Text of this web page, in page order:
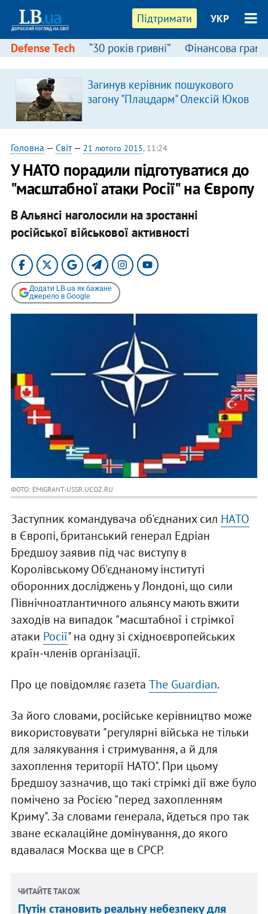
Підтримати УКР
Defense Tech “30 років гривні” Фінансова
Загинув керівник пошукового
загону "Плацдарм" Олексій Юков
Головна — Світ— 21 лютого 2015, 11:24
У НАТО порадили підготуватися до
"масштабної атаки Росії" на Європу
В Альянсі наголосили на зростанні
російської військової активності
Додати LB.ua як бажане
джерело в Google
ФОТО: EMIGRANT-USSR.UCOZ.RU
Заступник командувача об'єднаних сил НАТО
в Європі, британський генерал Едріан
Бредшоу заявив під час виступу в
Королівському Об'єднаному інституті
оборонних досліджень у Лондоні, що сили
Північноатлантичного альянсу мають вжити
заходів на випадок "масштабної і стрімкої
атаки Росії" на одну зі східноєвропейських
країн-членів організації.
Про це повідомляє газета The Guardian.
За його словами, російське керівництво може
використовувати "регулярні війська не тільки
для залякування і стримування, а й для
захоплення території НАТО". При цьому
Бредшоу зазначив, що такі стрімкі дії вже було
помічено за Росією "перед захопленням
Криму". За словами генерала, йдеться про так
зване ескалаційне домінування, до якого
вдавалася Москва ще в СРСР.
ЧИТАЙТЕ ТАКОЖ
Путін становить реальну небезпеку для